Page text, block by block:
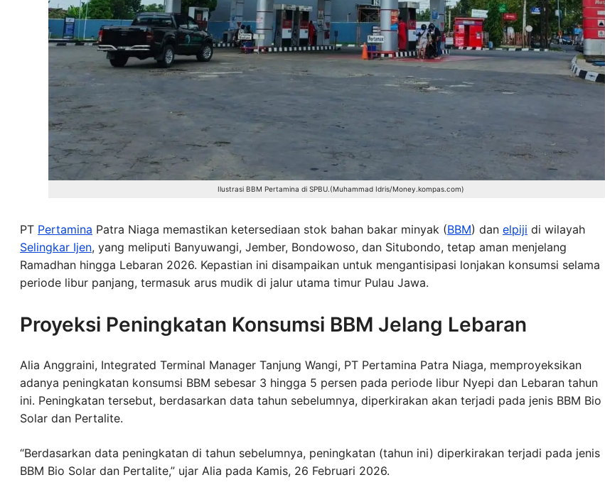
Ilustrasi BBM Pertamina di SPBU.(Muhammad Idris/Money.kompas.com)
PT Pertamina Patra Niaga memastikan ketersediaan stok bahan bakar minyak (BBM) dan elpiji di wilayah
Selingkar Ijen, yang meliputi Banyuwangi, Jember, Bondowoso, dan Situbondo, tetap aman menjelang
Ramadhan hingga Lebaran 2026. Kepastian ini disampaikan untuk mengantisipasi lonjakan konsumsi selama
periode libur panjang, termasuk arus mudik di jalur utama timur Pulau Jawa.
Proyeksi Peningkatan Konsumsi BBM Jelang Lebaran
Alia Anggraini, Integrated Terminal Manager Tanjung Wangi, PT Pertamina Patra Niaga, memproyeksikan
adanya peningkatan konsumsi BBM sebesar 3 hingga 5 persen pada periode libur Nyepi dan Lebaran tahun
ini. Peningkatan tersebut, berdasarkan data tahun sebelumnya, diperkirakan akan terjadi pada jenis BBM Bio
Solar dan Pertalite.
“Berdasarkan data peningkatan di tahun sebelumnya, peningkatan (tahun ini) diperkirakan terjadi pada jenis
BBM Bio Solar dan Pertalite,” ujar Alia pada Kamis, 26 Februari 2026.